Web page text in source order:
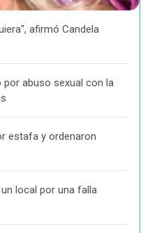
afirmó Candela
por abuso sexual con la
estafa y ordenaron
local por una falla